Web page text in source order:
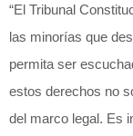
“El Tribunal
las minorías que
permita ser
estos derechos no
del marco legal. Es